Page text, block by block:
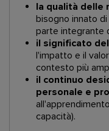
la qualità delle
bisogno innato
parte integrante
il significato
l'impatto e il
contesto più
il continuo
personale e
capacità).